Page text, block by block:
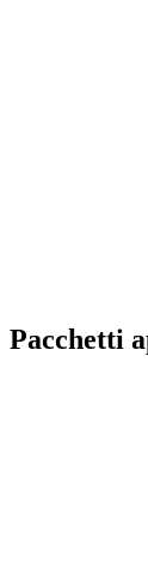
Pacchetti